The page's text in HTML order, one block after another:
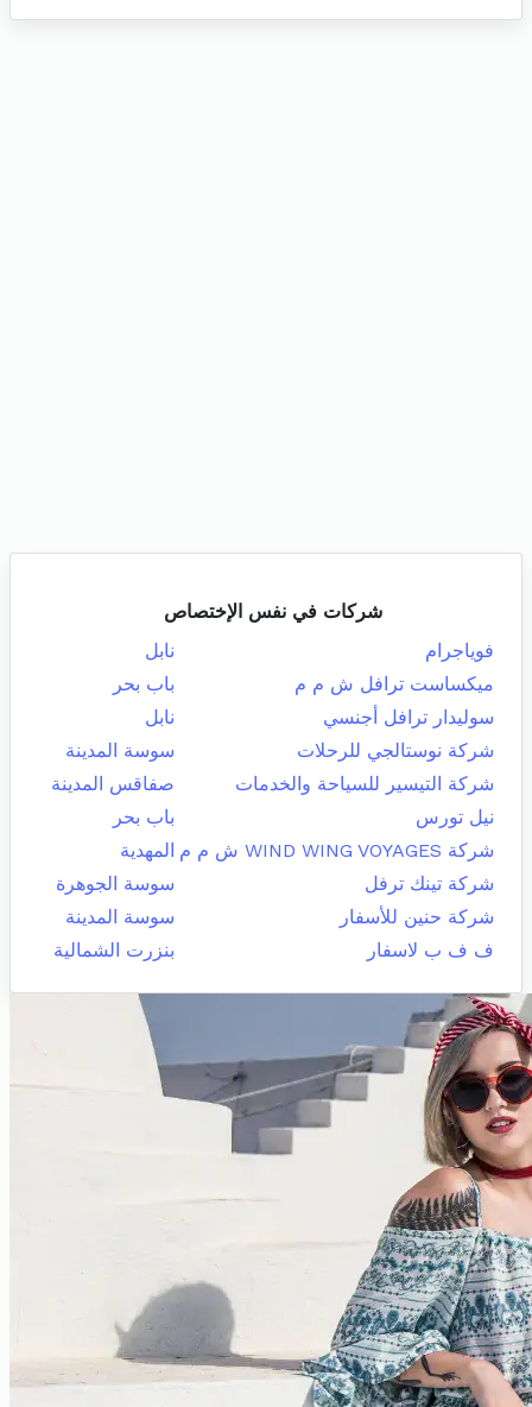
شركات في نفس الإختصاص
فوياجرام
نابل
ميكساست ترافل ش م م
باب بحر
سوليدار ترافل أجنسي
نابل
شركة نوستالجي للرحلات
سوسة المدينة
شركة التيسير للسياحة والخدمات
صفاقس المدينة
نيل تورس
باب بحر
شركة WIND WING VOYAGES ش م م
المهدية
شركة تينك ترفل
سوسة الجوهرة
شركة حنين للأسفار
سوسة المدينة
ف ف ب لاسفار
بنزرت الشمالية